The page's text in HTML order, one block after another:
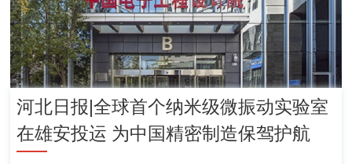
河北日报|全球首个纳米级微振动实验室
在雄安投运 为中国精密制造保驾护航